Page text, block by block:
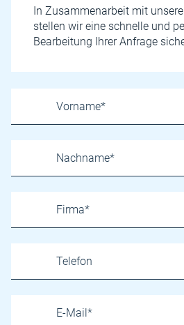
In Zusammenarbeit mit
stellen wir eine schnelle und
Bearbeitung Ihrer Anfrage